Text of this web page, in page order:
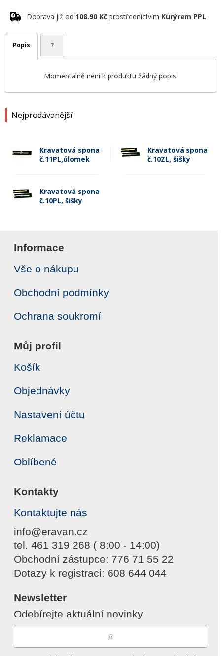
Nejprodávanější
Kravatová spona
č.11PL,úlomek
Kravatová spona
č.10ZL, šišky
Kravatová spona
č.10PL, šišky
Doprava již od 108.90 Kč prostřednictvím Kurýrem PPL
Popis ?
Momentálně není k produktu žádný popis.
Informace
Vše o nákupu
Obchodní podmínky
Ochrana soukromí
Můj profil
Košík
Objednávky
Nastavení účtu
Reklamace
Oblíbené
Kontakty
Kontaktujte nás
info@eravan.cz
tel. 461 319 268 ( 8:00 - 14:00)
Obchodní zástupce: 776 71 55 22
Dotazy k registraci: 608 644 044
Newsletter
Odebírejte aktuální novinky